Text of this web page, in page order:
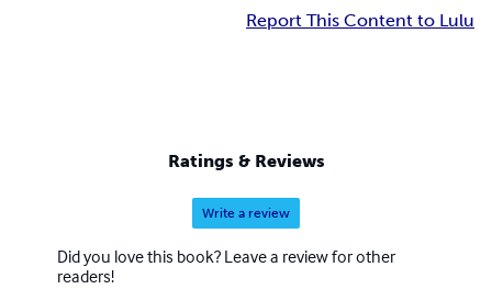
Report This Content to Lulu
Ratings & Reviews
Write a review
Did you love this book? Leave a review for other
readers!